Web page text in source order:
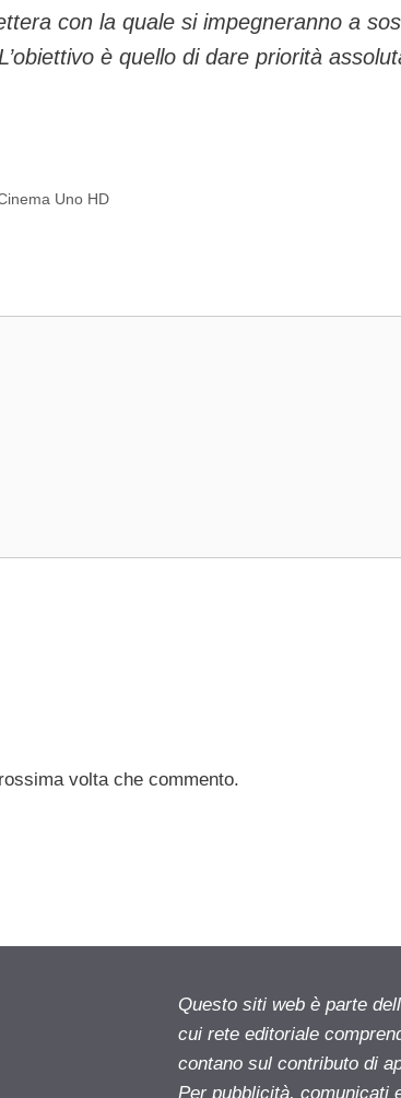
con la quale si impegneranno a
è quello di dare priorità
Uno HD
volta che commento.
Questo siti web è parte
cui rete editoriale
contano sul contributo di
Per pubblicità, comunicati